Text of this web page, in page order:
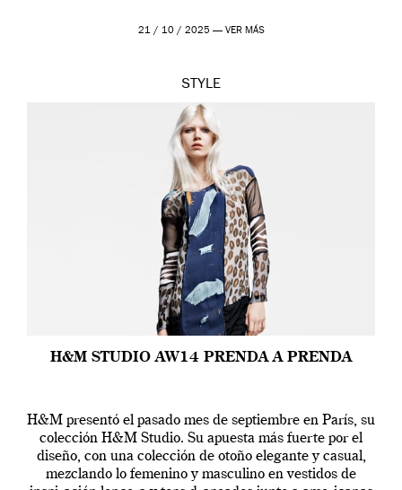
21 / 10 / 2025 — VER MÁS
STYLE
H&M STUDIO AW14 PRENDA A PRENDA
H&M presentó el pasado mes de septiembre en París, su
colección H&M Studio. Su apuesta más fuerte por el
diseño, con una colección de otoño elegante y casual,
mezclando lo femenino y masculino en vestidos de